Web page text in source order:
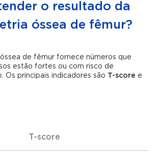
o resultado da
óssea de fêmur?
de fêmur fornece números que
estão fortes ou com risco de
Os principais indicadores são T-score e
T-score